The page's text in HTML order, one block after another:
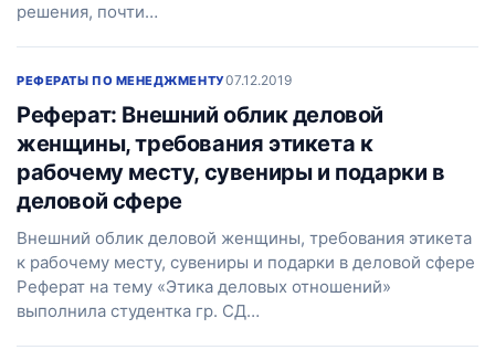
решения, почти…
РЕФЕРАТЫ ПО МЕНЕДЖМЕНТУ07.12.2019
Реферат: Внешний облик деловой
женщины, требования этикета к
рабочему месту, сувениры и подарки в
деловой сфере
Внешний облик деловой женщины, требования этикета
к рабочему месту, сувениры и подарки в деловой сфере
Реферат на тему «Этика деловых отношений»
выполнила студентка гр. СД…